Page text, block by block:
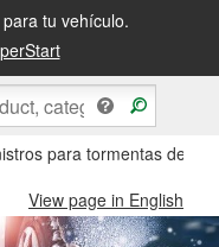
tu vehículo.
para tormentas de
View page in English